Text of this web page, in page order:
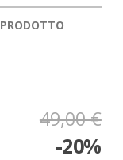
PRODOTTO
49,00 €
-20%